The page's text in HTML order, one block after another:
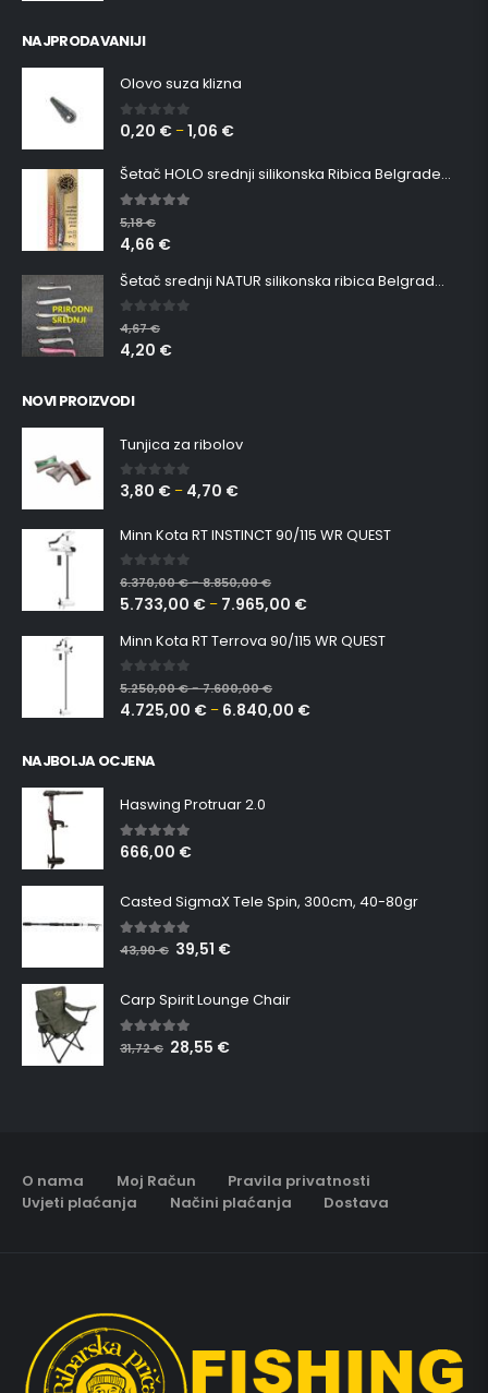
NAJPRODAVANIJI
Olovo suza klizna
0 out of 5
0,20 € –1,06 €
Šetač HOLO srednji silikonska Ribica Belgrade Walker
5.00out of 5
5,18€
4,66 €
Šetač srednji NATUR silikonska ribica Belgrade Walker
0 out of 5
4,67€
4,20 €
NOVI PROIZVODI
Tunjica za ribolov
0 out of 5
3,80 € – 4,70 €
Minn Kota RT INSTINCT 90/115 WR QUEST
0 out of 5
6.370,00€–8.850,00€
5.733,00 € – 7.965,00 €
Minn Kota RT Terrova 90/115 WR QUEST
0 out of 5
5.250,00€–7.600,00€
4.725,00 € – 6.840,00 €
NAJBOLJA OCJENA
Haswing Protruar 2.0
5.00 out of 5
666,00 €
Casted SigmaX Tele Spin, 300cm, 40-80gr
5.00out of 5
43,90€ 39,51 €
Carp Spirit Lounge Chair
5.00 out of 5
31,72€ 28,55 €
O nama Moj Račun
Pravila privatnosti
Uvjeti plaćanja
Načini plaćanja Dostava